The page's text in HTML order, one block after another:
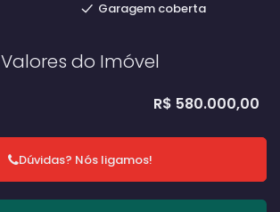
Garagem coberta
Valores do Imóvel
R$ 580.000,00
Dúvidas? Nós ligamos!